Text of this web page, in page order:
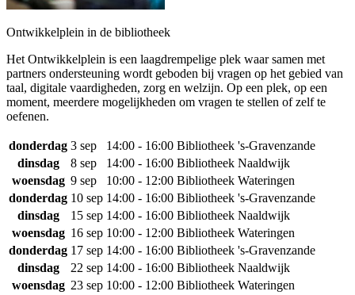
Ontwikkelplein in de bibliotheek
Het Ontwikkelplein is een laagdrempelige plek waar samen met
partners ondersteuning wordt geboden bij vragen op het gebied van
taal, digitale vaardigheden, zorg en welzijn. Op een plek, op een
moment, meerdere mogelijkheden om vragen te stellen of zelf te
oefenen.
donderdag 3 sep 14:00 - 16:00 Bibliotheek 's-Gravenzande
dinsdag
8 sep 14:00 - 16:00 Bibliotheek Naaldwijk
woensdag 9 sep 10:00 - 12:00 Bibliotheek Wateringen
donderdag 10 sep 14:00 - 16:00 Bibliotheek 's-Gravenzande
dinsdag
15 sep 14:00 - 16:00 Bibliotheek Naaldwijk
woensdag 16 sep 10:00 - 12:00 Bibliotheek Wateringen
donderdag 17 sep 14:00 - 16:00 Bibliotheek 's-Gravenzande
dinsdag
22 sep 14:00 - 16:00 Bibliotheek Naaldwijk
woensdag 23 sep 10:00 - 12:00 Bibliotheek Wateringen